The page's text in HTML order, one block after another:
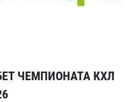
ЧЕМПИОНАТА КХЛ